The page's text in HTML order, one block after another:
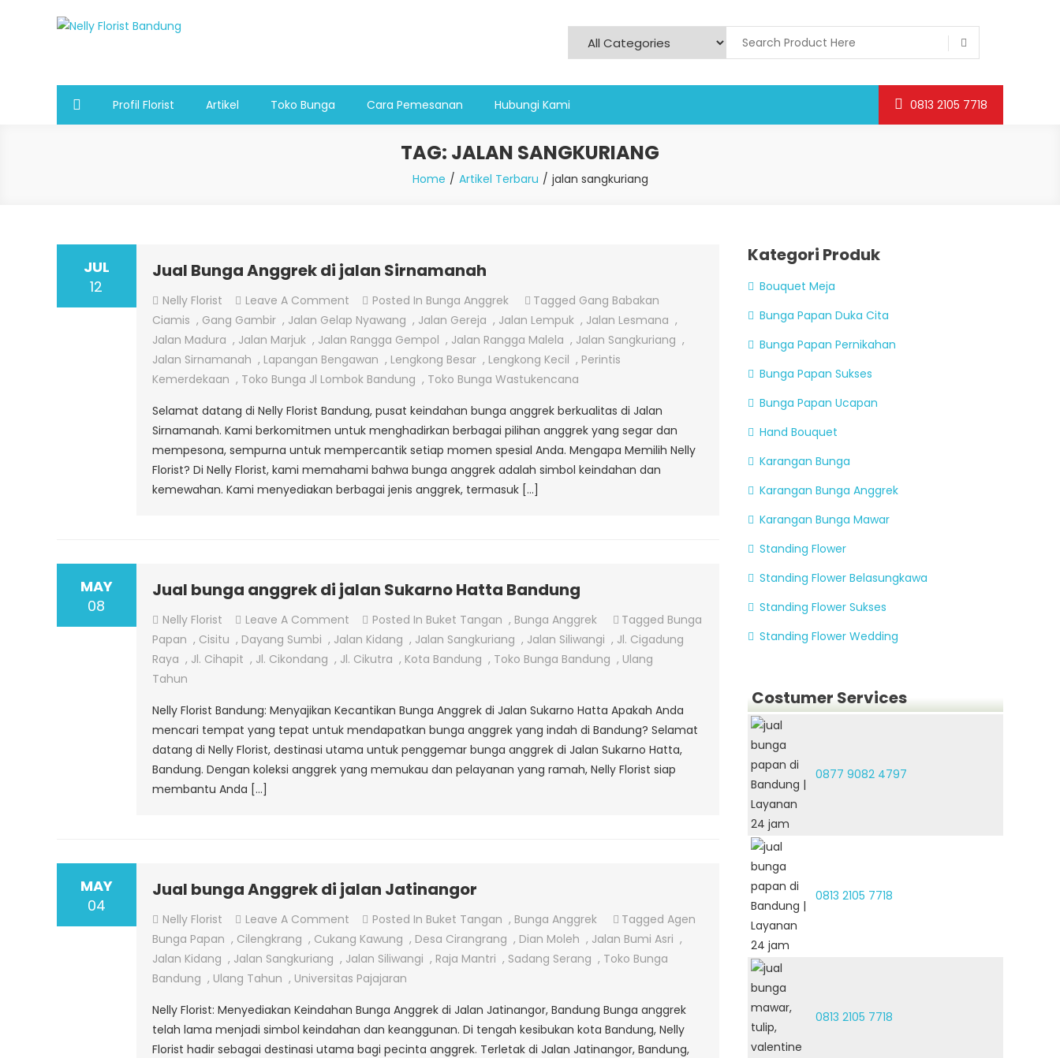
Profil Florist Artikel Toko Bunga Cara Pemesanan Hubungi Kami 0813 2105 7718
TAG: JALAN SANGKURIANG
Home Artikel Terbaru jalan sangkuriang
JUL
12
Jual Bunga Anggrek di jalan Sirnamanah
Nelly Florist Leave A CommentOn
Jual
Bunga
Anggrek
Di
Sirnamanah
Posted In Bunga Anggrek Tagged Gang Babakan
Ciamis , Gang Gambir , Jalan Gelap Nyawang , Jalan Gereja , Jalan Lempuk , Jalan Lesmana ,
Jalan Madura , Jalan Marjuk , Jalan Rangga Gempol , Jalan Rangga Malela , Jalan Sangkuriang ,
Jalan Sirnamanah , Lapangan Bengawan , Lengkong Besar , Lengkong Kecil , Perintis
Kemerdekaan , Toko Bunga Jl Lombok Bandung , Toko Bunga Wastukencana
Selamat datang di Nelly Florist Bandung, pusat keindahan bunga anggrek berkualitas di Jalan
Sirnamanah. Kami berkomitmen untuk menghadirkan berbagai pilihan anggrek yang segar dan
mempesona, sempurna untuk mempercantik setiap momen spesial Anda. Mengapa Memilih Nelly
Florist? Di Nelly Florist, kami memahami bahwa bunga anggrek adalah simbol keindahan dan
kemewahan. Kami menyediakan berbagai jenis anggrek, termasuk […]
MAY
08
Jual bunga anggrek di jalan Sukarno Hatta Bandung
Nelly Florist Leave A CommentOn
Jual
Bunga
Jalan
Sukarno
Hatta
Bandung
Posted In Buket Tangan , Bunga Anggrek Tagged Bunga
Papan , Cisitu , Dayang Sumbi , Jalan Kidang , Jalan Sangkuriang , Jalan Siliwangi , Jl. Cigadung
Raya , Jl. Cihapit , Jl. Cikondang , Jl. Cikutra , Kota Bandung , Toko Bunga Bandung , Ulang
Tahun
Nelly Florist Bandung: Menyajikan Kecantikan Bunga Anggrek di Jalan Sukarno Hatta Apakah Anda
mencari tempat yang tepat untuk mendapatkan bunga anggrek yang indah di Bandung? Selamat
datang di Nelly Florist, destinasi utama untuk penggemar bunga anggrek di Jalan Sukarno Hatta,
Bandung. Dengan koleksi anggrek yang memukau dan pelayanan yang ramah, Nelly Florist siap
membantu Anda […]
MAY
04
Jual bunga Anggrek di jalan Jatinangor
Nelly Florist Leave A CommentOn
Jual
Bunga
Anggrek
Jalan
Jatinangor
Posted In Buket Tangan , Bunga Anggrek Tagged Agen
Bunga Papan , Cilengkrang , Cukang Kawung , Desa Cirangrang , Dian Moleh , Jalan Bumi Asri ,
Jalan Kidang , Jalan Sangkuriang , Jalan Siliwangi , Raja Mantri , Sadang Serang , Toko Bunga
Bandung , Ulang Tahun , Universitas Pajajaran
Nelly Florist: Menyediakan Keindahan Bunga Anggrek di Jalan Jatinangor, Bandung Bunga anggrek
telah lama menjadi simbol keindahan dan keanggunan. Di tengah kesibukan kota Bandung, Nelly
Florist hadir sebagai destinasi utama bagi pecinta anggrek. Terletak di Jalan Jatinangor, Bandung,
Kategori Produk
Bouquet Meja
Bunga Papan Duka Cita
Bunga Papan Pernikahan
Bunga Papan Sukses
Bunga Papan Ucapan
Hand Bouquet
Karangan Bunga
Karangan Bunga Anggrek
Karangan Bunga Mawar
Standing Flower
Standing Flower Belasungkawa
Standing Flower Sukses
Standing Flower Wedding
Costumer Services
0877 9082 4797
0813 2105 7718
0813 2105 7718